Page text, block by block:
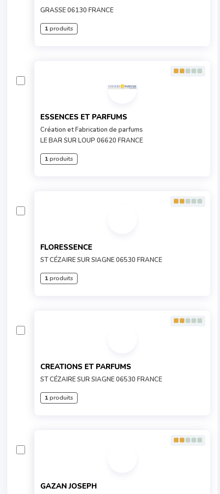
GRASSE 06130 FRANCE
1produits
ESSENCES ET PARFUMS
Création et Fabrication de parfums
LE BAR SUR LOUP 06620 FRANCE
1produits
FLORESSENCE
ST CÉZAIRE SUR SIAGNE 06530 FRANCE
1produits
CREATIONS ET PARFUMS
ST CÉZAIRE SUR SIAGNE 06530 FRANCE
1produits
GAZAN JOSEPH